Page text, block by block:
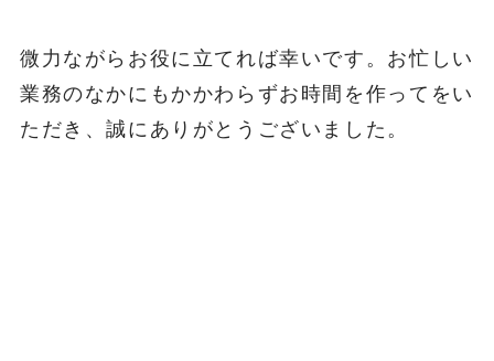
微力ながらお役に立てれば幸いです。お忙しい
業務のなかにもかかわらずお時間を作ってをい
ただき、誠にありがとうございました。